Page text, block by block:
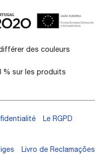
des couleurs
% sur les produits
Le RGPD
Livro de Reclamações